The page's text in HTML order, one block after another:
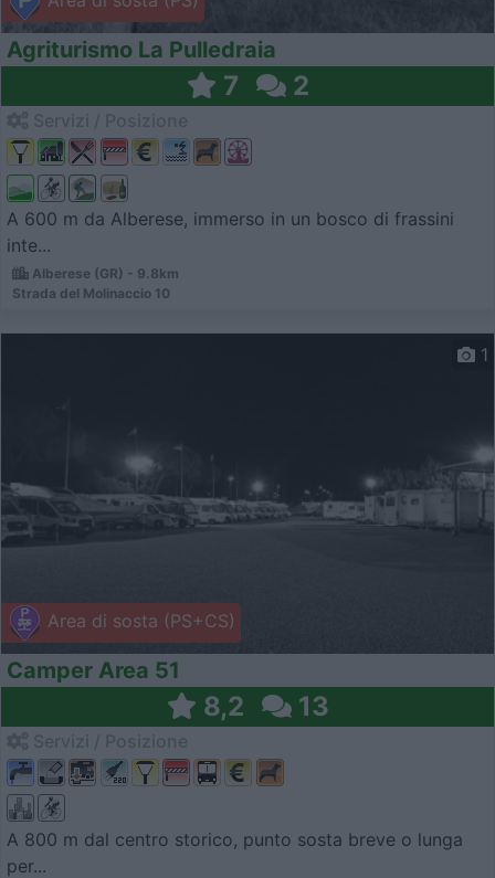
Agriturismo La Pulledraia
7 2
A 600 m da Alberese, immerso in un bosco di frassini
inte...
Alberese (GR) - 9.8km
Strada del Molinaccio 10
Area di sosta (PS+CS)
1
Camper Area 51
8,2 13
A 800 m dal centro storico, punto sosta breve o lunga
per...